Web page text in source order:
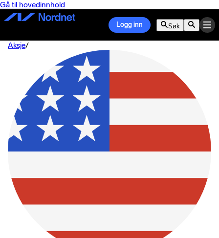
Gå til hovedinnhold
Logg inn Søk
Aksje/